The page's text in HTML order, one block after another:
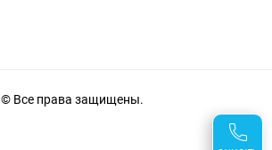
© Все права защищены.